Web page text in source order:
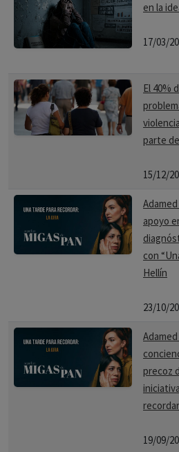
en la
17/03/
El 40%
parte
15/12/
apoyo
con
Hellín
23/10/
precoz
19/09/